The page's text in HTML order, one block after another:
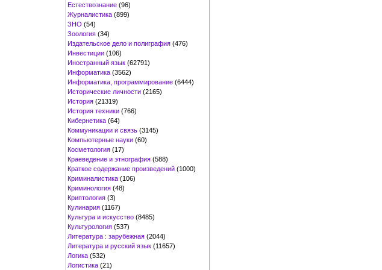
Естествознание (96)
Журналистика (899)
ЗНО (54)
Зоология (34)
Издательское дело и полиграфия (476)
Инвестиции (106)
Иностранный язык (62791)
Информатика (3562)
Информатика, программирование (6444)
Исторические личности (2165)
История (21319)
История техники (766)
Кибернетика (64)
Коммуникации и связь (3145)
Компьютерные науки (60)
Косметология (17)
Краеведение и этнография (588)
Краткое содержание произведений (1000)
Криминалистика (106)
Криминология (48)
Криптология (3)
Кулинария (1167)
Культура и искусство (8485)
Культурология (537)
Литература : зарубежная (2044)
Литература и русский язык (11657)
Логика (532)
Логистика (21)